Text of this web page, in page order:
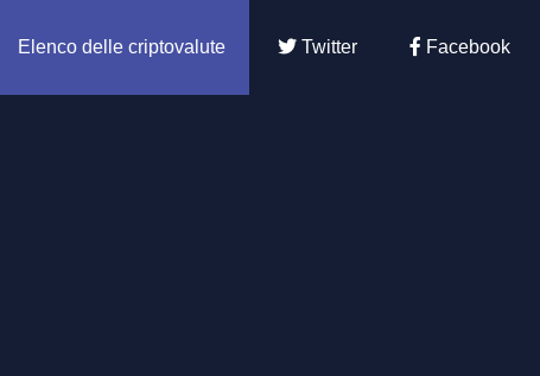
Elenco delle criptovalute Twitter Facebook